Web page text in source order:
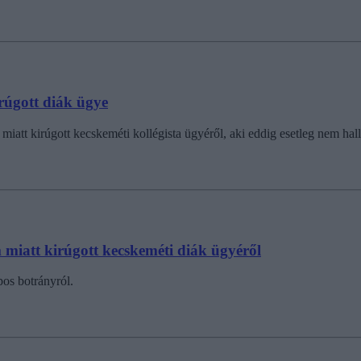
diák ügye
kirúgott kecskeméti kollégista ügyéről, aki eddig esetleg nem
miatt kirúgott kecskeméti diák ügyéről
botrányról.